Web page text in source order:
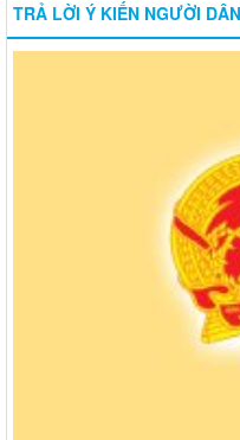
TRẢ LỜI Ý KIẾN NGƯỜI DÂN